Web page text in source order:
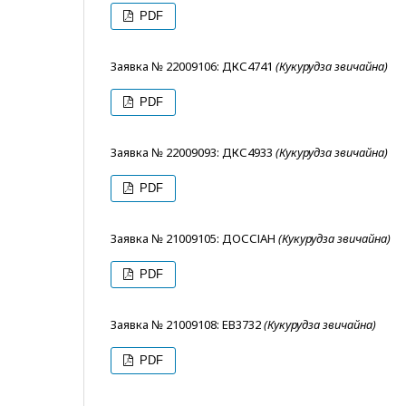
PDF
Заявка № 22009106: ДКС4741 (Кукурудза звичайна)
PDF
Заявка № 22009093: ДКС4933 (Кукурудза звичайна)
PDF
Заявка № 21009105: ДОССІАН (Кукурудза звичайна)
PDF
Заявка № 21009108: ЕВ3732(Кукурудза звичайна)
PDF